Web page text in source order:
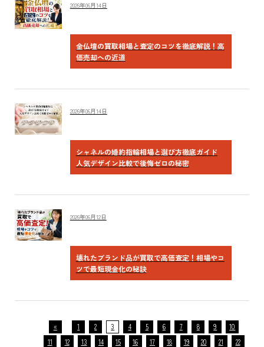
2026年06月14日
金仏壇の買取相場と査定のコツを徹底解説！高
価売却への近道
2026年06月14日
シャネルの婚約指輪相場と選び方徹底ガイド
人気デザイン比較で後悔ゼロの秘密
2026年06月12日
壊れたブランド品が買取で高価査定！相場やコ
ツで最短現金化の秘訣
« 1 2 3 4 5 6 7 8 9
10
11
12 13 14 15 16 17 18 19 20 21
22